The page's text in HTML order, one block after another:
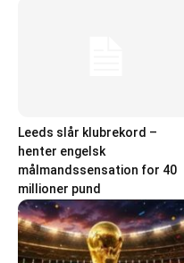
Leeds slår klubrekord –
henter engelsk
målmandssensation for 40
millioner pund